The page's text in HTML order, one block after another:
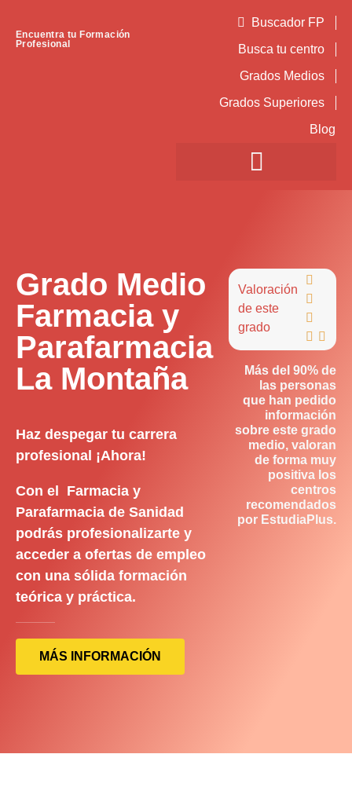
Encuentra tu Formación
Profesional
Buscador FP
Busca tu centro
Grados Medios
Grados Superiores
Blog
Grado Medio
Farmacia y
Parafarmacia
La Montaña
Haz despegar tu carrera
profesional ¡Ahora!
Con el Farmacia y
Parafarmacia de Sanidad
podrás profesionalizarte y
acceder a ofertas de empleo
con una sólida formación
teórica y práctica.
MÁS INFORMACIÓN
Valoración
de este
grado



 
Más del 90% de
las personas
que han pedido
información
sobre este grado
medio, valoran
de forma muy
positiva los
centros
recomendados
por EstudiaPlus.